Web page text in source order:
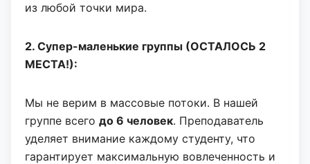
из любой точки мира.
2. Супер-маленькие группы (ОСТАЛОСЬ 2
МЕСТА!):
Мы не верим в массовые потоки. В нашей
группе всего до 6 человек. Преподаватель
уделяет внимание каждому студенту, что
гарантирует максимальную вовлеченность и